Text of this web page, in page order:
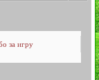
за игру